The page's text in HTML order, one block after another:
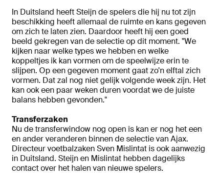
In Duitsland heeft Steijn de spelers die hij nu tot zijn
beschikking heeft allemaal de ruimte en kans gegeven
om zich te laten zien. Daardoor heeft hij een goed
beeld gekregen van de selectie op dit moment. "We
kijken naar welke types we hebben en welke
koppeltjes ik kan vormen om de speelwijze erin te
slijpen. Op een gegeven moment gaat zo'n elftal zich
vormen. Dat zal nog niet gelijk volgende week zijn. Het
kan ook een paar weken duren voordat we de juiste
balans hebben gevonden."
Transferzaken
Nu de transferwindow nog open is kan er nog het een
en ander veranderen binnen de selectie van Ajax.
Directeur voetbalzaken Sven Mislintat is ook aanwezig
in Duitsland. Steijn en Mislintat hebben dagelijks
contact over het halen van nieuwe spelers.